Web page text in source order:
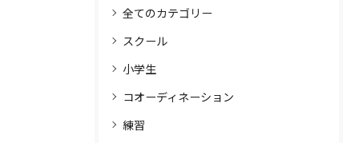
全てのカテゴリー
スクール
小学生
コオーディネーション
練習